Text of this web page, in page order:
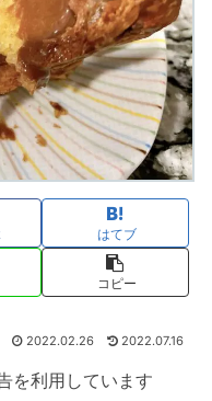
はてブ
コピー
2022.02.26 2022.07.16
を利用しています